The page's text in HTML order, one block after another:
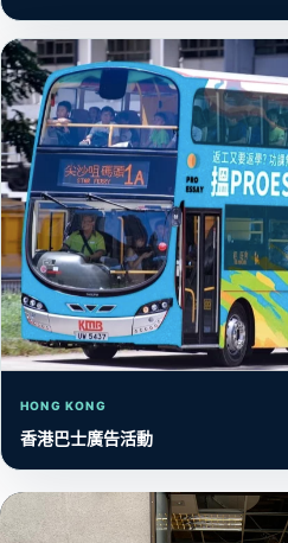
HONG KONG
香港巴士廣告活動